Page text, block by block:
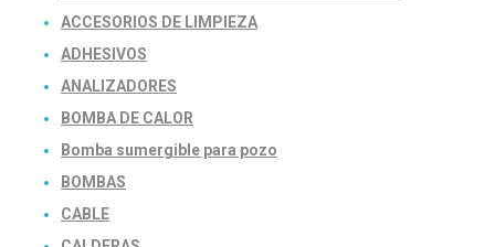
ACCESORIOS DE LIMPIEZA
ADHESIVOS
ANALIZADORES
BOMBA DE CALOR
Bomba sumergible para pozo
BOMBAS
CABLE